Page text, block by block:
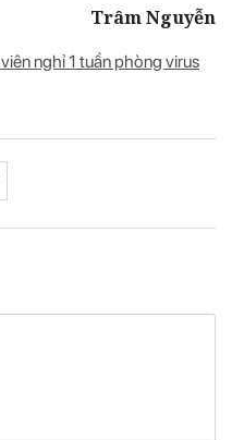
Trâm Nguyễn
nghỉ 1 tuần phòng virus